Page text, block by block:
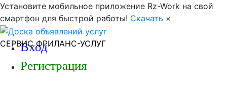
Установите мобильное приложение Rz-Work на свой
смартфон для быстрой работы! Скачать ×
СЕРВИС ФРИЛАНС-УСЛУГ
Вход
Регистрация